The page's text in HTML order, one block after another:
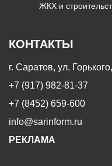
ЖКХ и
КОНТАКТЫ
г. Саратов, ул.
+7 (917) 982-81-37
+7 (8452) 659-600
info@sarinform.ru
РЕКЛАМА